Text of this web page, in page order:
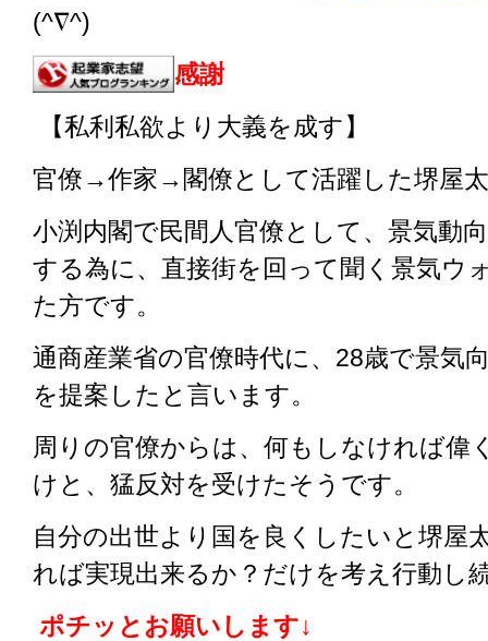
(^∇^)
感謝
【私利私欲より大義を成す】
官僚→作家→閣僚として活躍した堺屋
小渕内閣で民間人官僚として、景気動
する為に、直接街を回って聞く景気ウ
た方です。
通商産業省の官僚時代に、28歳で景気
を提案したと言います。
周りの官僚からは、何もしなければ偉
けと、猛反対を受けたそうです。
自分の出世より国を良くしたいと堺屋
れば実現出来るか？だけを考え行動し
ポチッとお願いします↓